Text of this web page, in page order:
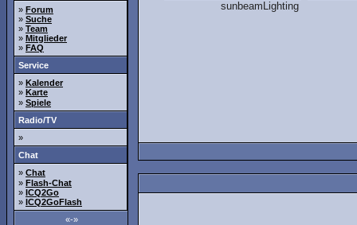
» Forum
» Suche
» Team
» Mitglieder
» FAQ
Service
» Kalender
» Karte
» Spiele
Radio/TV
»
Chat
» Chat
» Flash-Chat
» ICQ2Go
» ICQ2GoFlash
«-»